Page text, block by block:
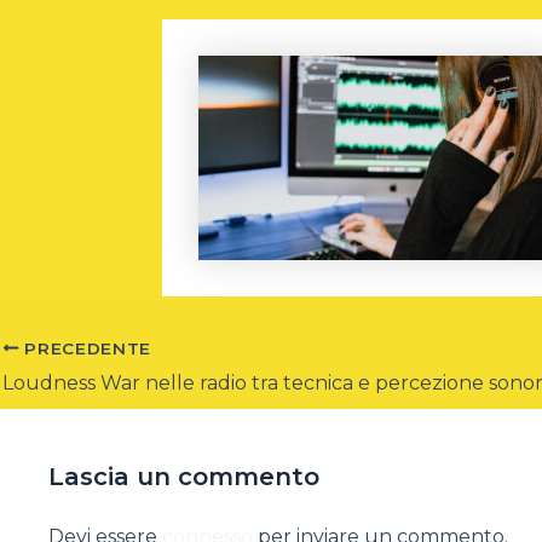
PRECEDENTE
Loudness War nelle radio tra tecnica e percezione
Lascia un commento
Devi essere per inviare un commento.